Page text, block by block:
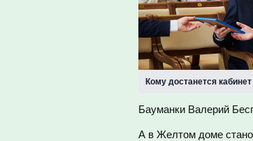
Кому достанется
Бауманки Валерий
А в Желтом доме